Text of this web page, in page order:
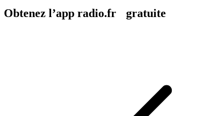
Obtenez l’app radio.fr gratuite